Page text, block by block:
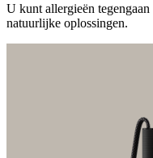
U kunt allergieën
natuurlijke oplossingen.